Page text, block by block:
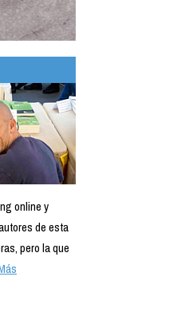
online y
de esta
pero la que